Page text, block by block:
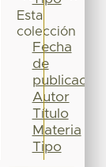
Esta
colección
Fecha
de
publicación
Autor
Título
Materia
Tipo